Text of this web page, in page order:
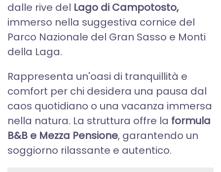
dalle rive del Lago di Campotosto,
immerso nella suggestiva cornice del
Parco Nazionale del Gran Sasso e Monti
della Laga.
Rappresenta un'oasi di tranquillità e
comfort per chi desidera una pausa dal
caos quotidiano o una vacanza immersa
nella natura. La struttura offre la formula
B&B e Mezza Pensione, garantendo un
soggiorno rilassante e autentico.